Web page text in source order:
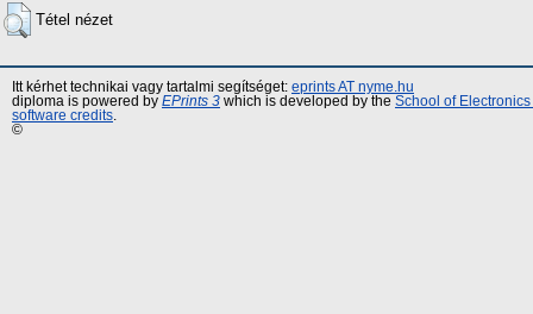
Tétel nézet
Itt kérhet technikai vagy tartalmi segítséget: eprints AT nyme.hu
diploma is powered by EPrints 3 which is developed by the School of
software credits
©